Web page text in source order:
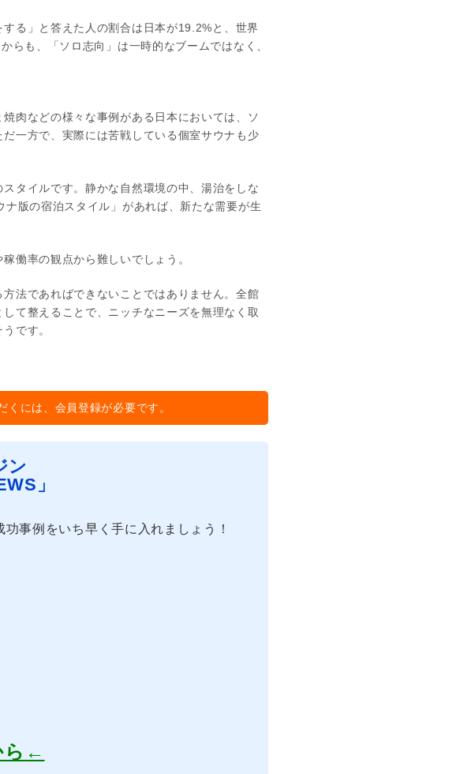
る」と答えた人の割合は日本が19.2%と、世界
らも、「ソロ志向」は一時的なブームではなく、
肉などの様々な事例がある日本においては、ソ
一方で、実際には苦戦している個室サウナも少
タイルです。静かな自然環境の中、湯治をしな
版の宿泊スタイル」があれば、新たな需要が生
働率の観点から難しいでしょう。
法であればできないことではありません。全館
て整えることで、ニッチなニーズを無理なく取
です。
には、会員登録が必要です。
ン
」
事例をいち早く手に入れましょう！
ら←